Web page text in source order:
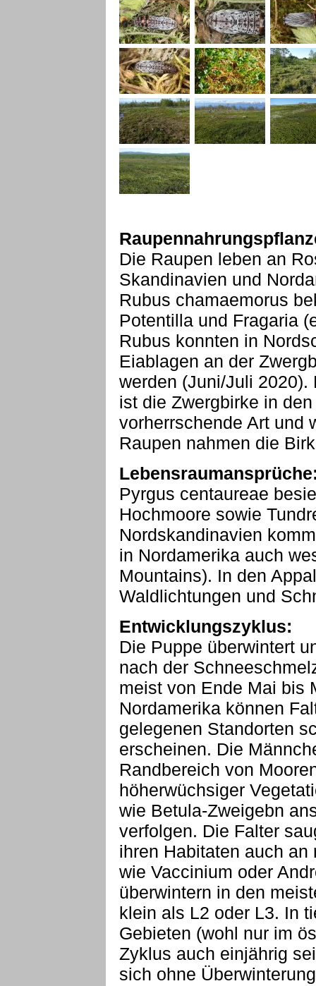
Die Raupen leben an
Skandinavien und
Rubus chamaemorus
Potentilla und Fragaria
Rubus konnten in
Eiablagen an der
werden (Juni/Juli
ist die Zwergbirke in
vorherrschende Art und
Raupen nahmen die
Pyrgus centaureae
Hochmoore sowie
Nordskandinavien
in Nordamerika auch
Mountains). In den
Waldlichtungen und
Entwicklungszyklus:
Die Puppe überwintert
nach der
meist von Ende Mai bis
Nordamerika können
gelegenen Standorten
erscheinen. Die
Randbereich von
höherwüchsiger
wie Betula-Zweigebn
verfolgen. Die Falter
ihren Habitaten auch
wie Vaccinium oder
überwintern in den
klein als L2 oder L3. In
Gebieten (wohl nur im
Zyklus auch einjährig
sich ohne